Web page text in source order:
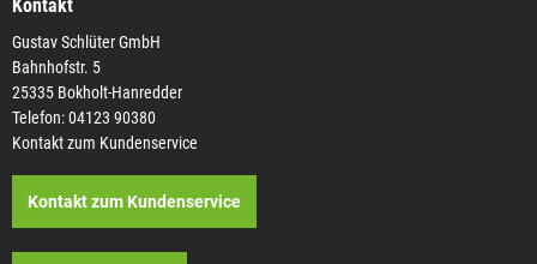
Kontakt
Gustav Schlüter GmbH
Bahnhofstr. 5
25335 Bokholt-Hanredder
Telefon: 04123 90380
Kontakt zum Kundenservice
Kontakt zum Kundenservice